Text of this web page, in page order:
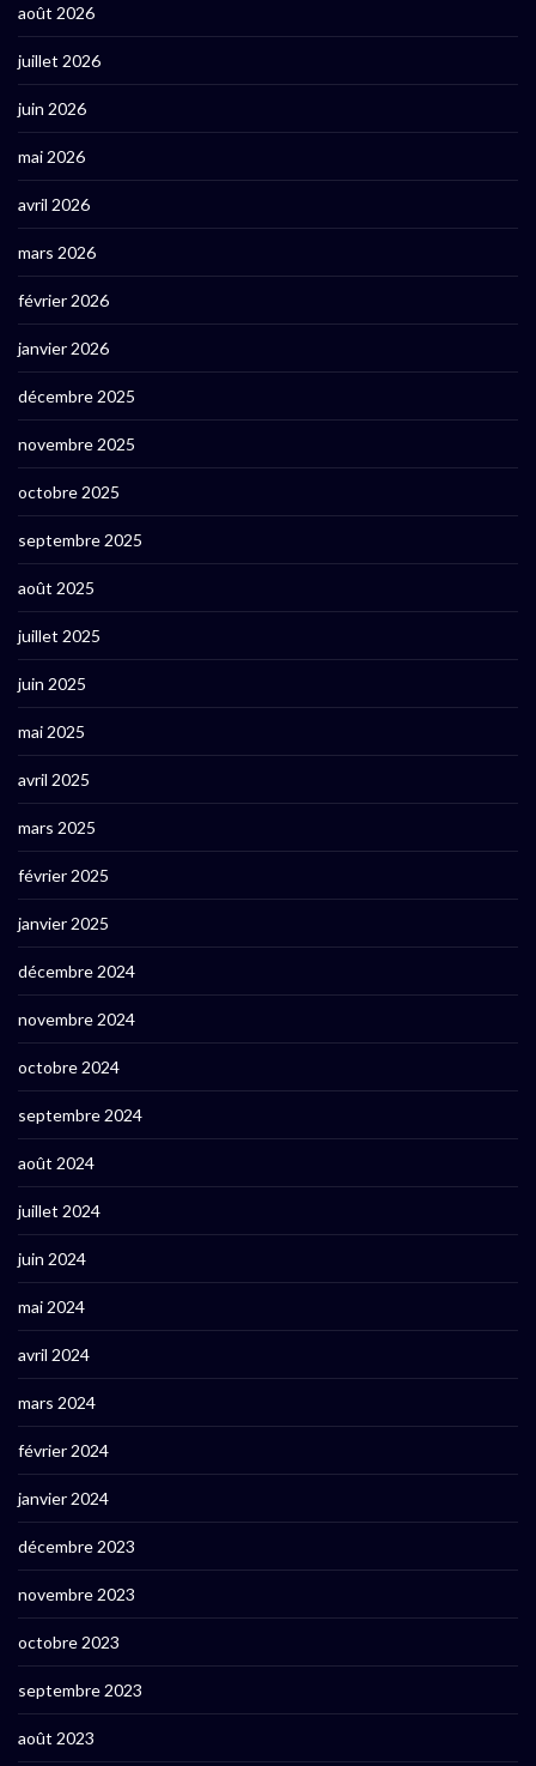
août 2026
juillet 2026
juin 2026
mai 2026
avril 2026
mars 2026
février 2026
janvier 2026
décembre 2025
novembre 2025
octobre 2025
septembre 2025
août 2025
juillet 2025
juin 2025
mai 2025
avril 2025
mars 2025
février 2025
janvier 2025
décembre 2024
novembre 2024
octobre 2024
septembre 2024
août 2024
juillet 2024
juin 2024
mai 2024
avril 2024
mars 2024
février 2024
janvier 2024
décembre 2023
novembre 2023
octobre 2023
septembre 2023
août 2023